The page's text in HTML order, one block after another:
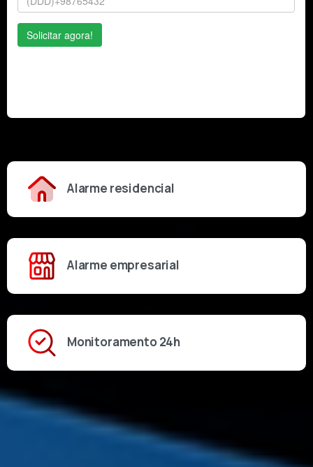
Alarme residencial
Alarme empresarial
Monitoramento 24h